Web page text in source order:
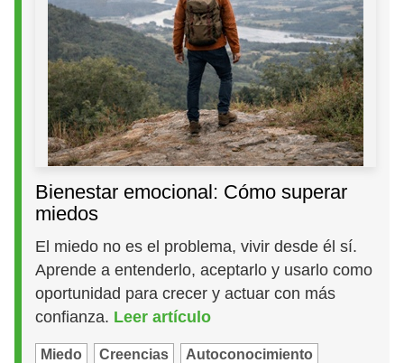
Bienestar emocional: Cómo superar
miedos
El miedo no es el problema, vivir desde él sí.
Aprende a entenderlo, aceptarlo y usarlo como
oportunidad para crecer y actuar con más
confianza. Leer artículo
Miedo Creencias Autoconocimiento